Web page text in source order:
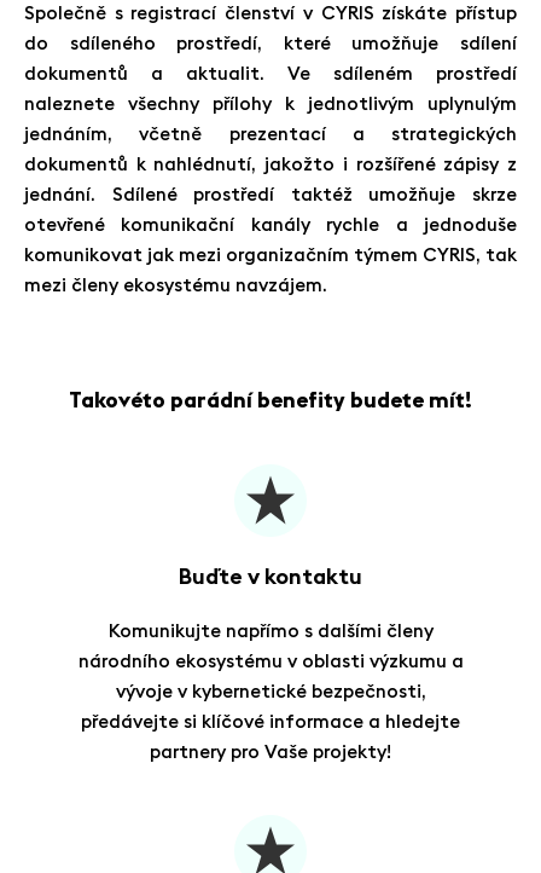
Společně s registrací členství v CYRIS získáte přístup
do sdíleného prostředí, které umožňuje sdílení
dokumentů a aktualit. Ve sdíleném prostředí
naleznete všechny přílohy k jednotlivým uplynulým
jednáním, včetně prezentací a strategických
dokumentů k nahlédnutí, jakožto i rozšířené zápisy z
jednání. Sdílené prostředí taktéž umožňuje skrze
otevřené komunikační kanály rychle a jednoduše
komunikovat jak mezi organizačním týmem CYRIS, tak
mezi členy ekosystému navzájem.
Takovéto parádní benefity budete mít!
Buďte v kontaktu
Komunikujte napřímo s dalšími členy
národního ekosystému v oblasti výzkumu a
vývoje v kybernetické bezpečnosti,
předávejte si klíčové informace a hledejte
partnery pro Vaše projekty!